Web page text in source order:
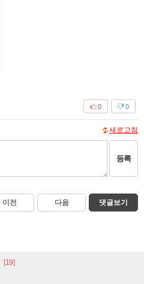
0
0
새로고침
등록
이전 다음 댓글보기
[19]